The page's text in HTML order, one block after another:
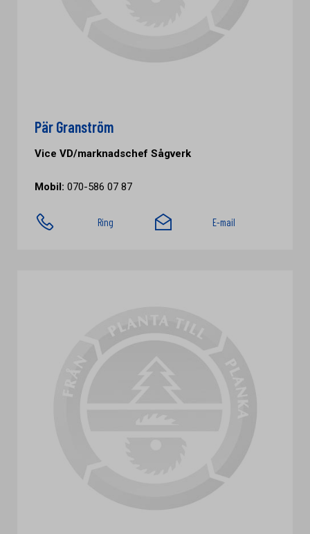
Pär Granström
Vice VD/marknadschef Sågverk
Mobil: 070-586 07 87
Ring E-mail